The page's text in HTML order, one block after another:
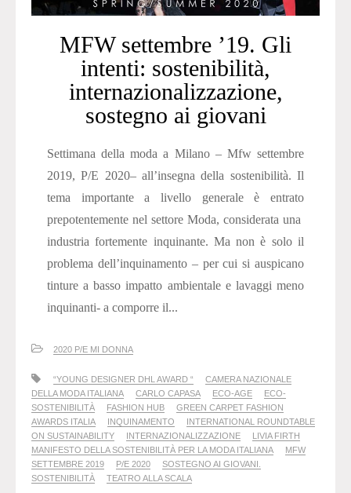
MFW settembre ’19. Gli
intenti: sostenibilità,
internazionalizzazione,
sostegno ai giovani
Settimana della moda a Milano – Mfw settembre
2019, P/E 2020– all’insegna della sostenibilità. Il
tema importante a livello generale è entrato
prepotentemente nel settore Moda, considerata una
industria fortemente inquinante. Ma non è solo il
problema dell’inquinamento – per cui si auspicano
tinture a basso impatto ambientale e lavaggi meno
inquinanti- a comporre il...
2020 P/E MI DONNA
“YOUNG DESIGNER DHL AWARD “
CAMERA NAZIONALE
DELLA MODA ITALIANA
CARLO CAPASA ECO-AGE
ECO-
SOSTENIBILITÀ
FASHION HUB
GREEN CARPET FASHION
AWARDS ITALIA
INQUINAMENTO
INTERNATIONAL ROUNDTABLE
ON SUSTAINABILITY
INTERNAZIONALIZZAZIONE
LIVIA FIRTH
MANIFESTO DELLA SOSTENIBILITÀ PER LA MODA ITALIANA
MFW
SETTEMBRE 2019
P/E 2020
SOSTEGNO AI GIOVANI.
SOSTENIBILITÀ
TEATRO ALLA SCALA